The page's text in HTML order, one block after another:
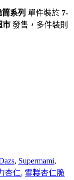
系列 單件裝於 7-
市 發售，多件裝則
, Supermami,
杏仁, 雪糕杏仁脆